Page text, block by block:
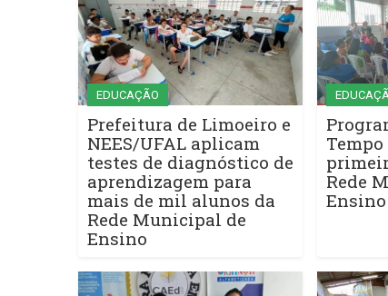
EDUCAÇÃO
Prefeitura de Limoeiro e
NEES/UFAL aplicam
testes de diagnóstico de
aprendizagem para
mais de mil alunos da
Rede Municipal de
Ensino
Rede